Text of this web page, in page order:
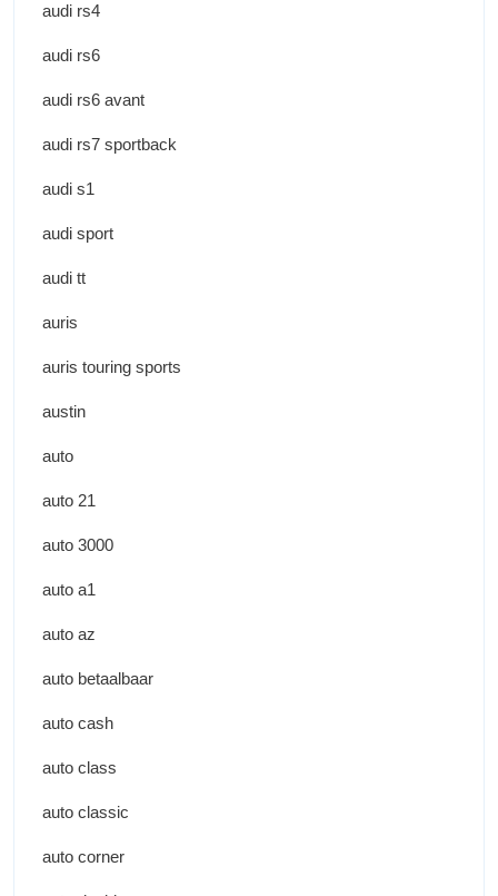
audi rs4
audi rs6
audi rs6 avant
audi rs7 sportback
audi s1
audi sport
audi tt
auris
auris touring sports
austin
auto
auto 21
auto 3000
auto a1
auto az
auto betaalbaar
auto cash
auto class
auto classic
auto corner